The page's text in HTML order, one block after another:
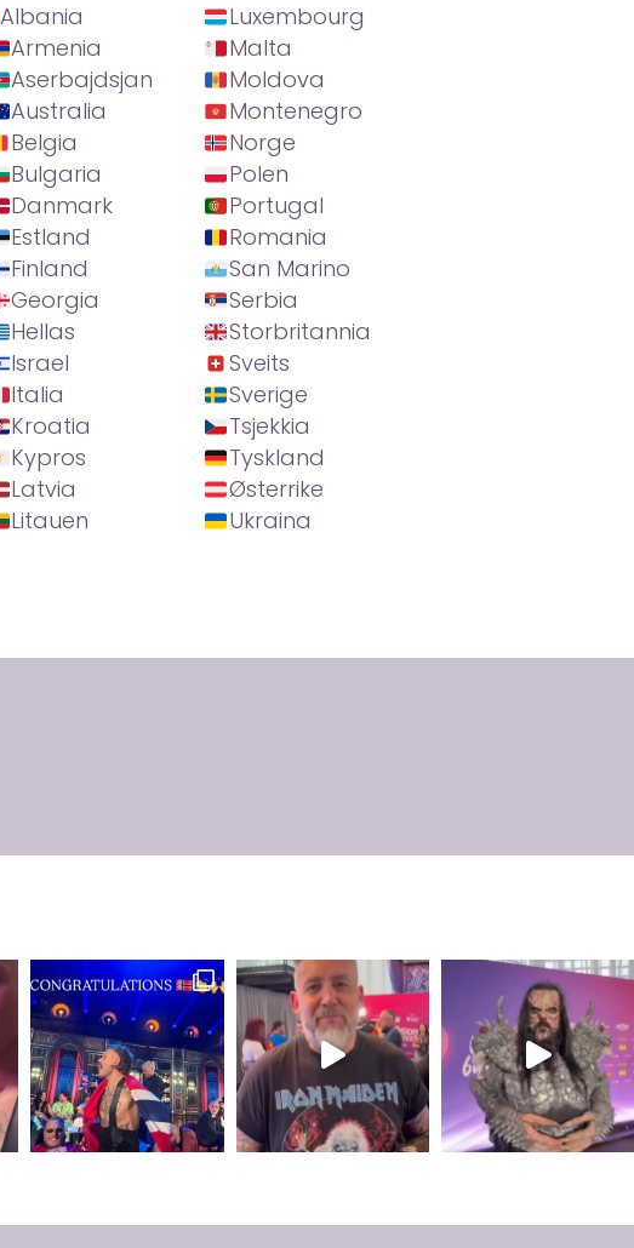
Albania
Armenia
Aserbajdsjan
Australia
Belgia
Bulgaria
Danmark
Estland
Finland
Georgia
Hellas
Israel
Italia
Kroatia
Kypros
Latvia
Litauen
Luxembourg
Malta
Moldova
Montenegro
Norge
Polen
Portugal
Romania
San Marino
Serbia
Storbritannia
Sveits
Sverige
Tsjekkia
Tyskland
Østerrike
Ukraina